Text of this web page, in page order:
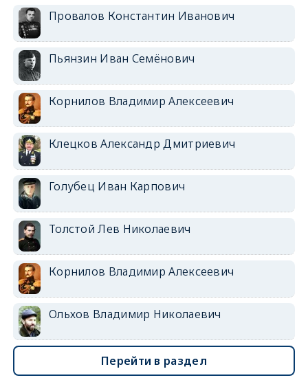
Провалов Константин Иванович
Пьянзин Иван Семёнович
Корнилов Владимир Алексеевич
Клецков Александр Дмитриевич
Голубец Иван Карпович
Толстой Лев Николаевич
Корнилов Владимир Алексеевич
Ольхов Владимир Николаевич
Перейти в раздел